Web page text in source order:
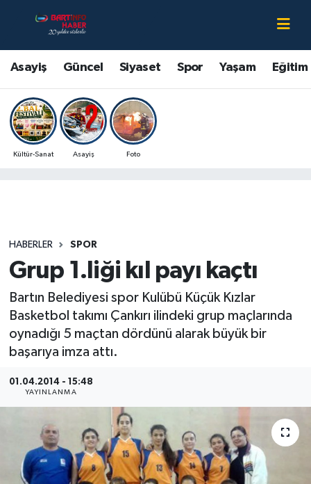
Asayiş Güncel Siyaset Spor Yaşam Eğitim
Kültür-Sanat Asayiş Foto
HABERLER SPOR
Grup 1.liği kıl payı kaçtı
Bartın Belediyesi spor Kulübü Küçük Kızlar
Basketbol takımı Çankırı ilindeki grup maçlarında
oynadığı 5 maçtan dördünü alarak büyük bir
başarıya imza attı.
01.04.2014 - 15:48
YAYINLANMA
Asayiş
Bartın Hakkında
Çevre
Eğitim
Kültür-Sanat
Magazin
Medya
Sinema
Sivil Toplum
Siyaset
Bartın Nöbetçi Eczaneler
Bartın Hava Durumu
Bartin Namaz Vakitleri
Bartın Trafik Yoğunluk Haritası
Son Dakika Haberleri
Haber Arşivi